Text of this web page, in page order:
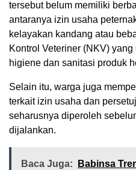
tersebut belum memiliki
antaranya izin usaha
kelayakan kandang atau
Kontrol Veteriner (NKV)
higiene dan sanitasi produk
Selain itu, warga juga
terkait izin usaha dan
seharusnya diperoleh
dijalankan.
Baca Juga:
Babinsa